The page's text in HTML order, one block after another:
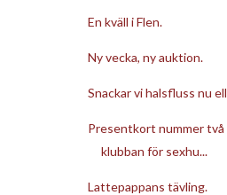
En kväll i Flen.
Ny vecka, ny auktion.
Snackar vi halsfluss nu
Presentkort nummer två
klubban för sexhu...
Lattepappans tävling.